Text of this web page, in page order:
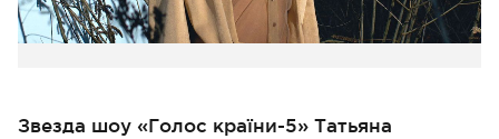
Звезда шоу «Голос країни-5» Татьяна